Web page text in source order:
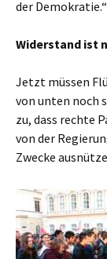
der Demokratie.“
Widerstand ist
Jetzt müssen
von unten noch
zu, dass rechte
von der
Zwecke